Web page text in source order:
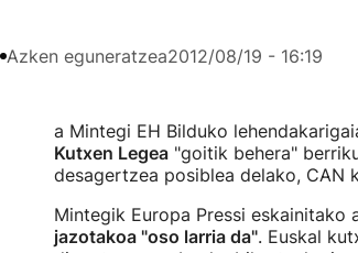
Azken eguneratzea2012/08/19 - 16:19
a Mintegi EH Bilduko
Kutxen Legea"goitik behera"
desagertzea posiblea delako, CAN
Mintegik Europa Pressi eskainitako
jazotakoa "oso larria da". Euskal